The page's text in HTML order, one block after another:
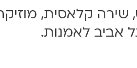
שירה קלאסית,
אביב לאמנות.